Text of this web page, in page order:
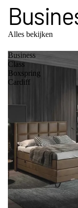
Alles bekijken
Business
Class
Boxspring
Cardiff